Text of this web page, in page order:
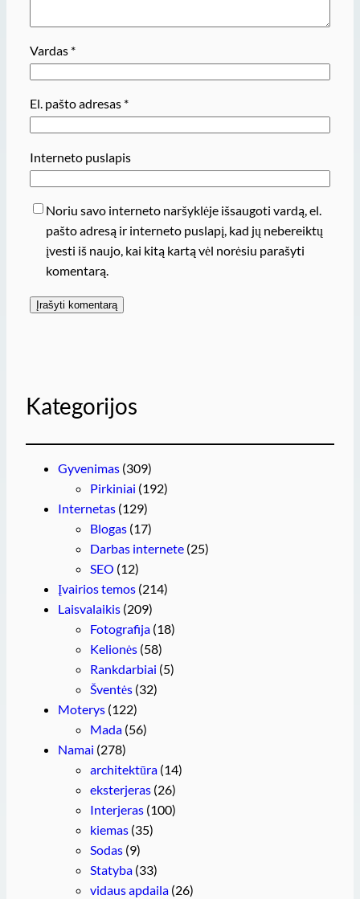
Vardas *
El. pašto adresas *
Interneto puslapis
Noriu savo interneto naršyklėje išsaugoti vardą, el.
pašto adresą ir interneto puslapį, kad jų nebereiktų
įvesti iš naujo, kai kitą kartą vėl norėsiu parašyti
komentarą.
Kategorijos
Gyvenimas (309)
Pirkiniai (192)
Internetas (129)
Blogas (17)
Darbas internete (25)
SEO (12)
Įvairios temos (214)
Laisvalaikis (209)
Fotografija (18)
Kelionės (58)
Rankdarbiai (5)
Šventės (32)
Moterys (122)
Mada (56)
Namai (278)
architektūra (14)
eksterjeras (26)
Interjeras (100)
kiemas (35)
Sodas (9)
Statyba (33)
vidaus apdaila (26)